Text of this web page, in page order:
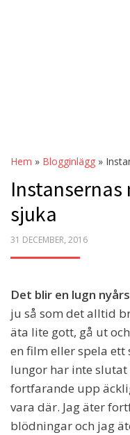
Hem » Blogginlägg »
Instansernas
sjuka
POSTED
31 DECEMBER, 2016
Det blir en lugn
ju så som det alltid
äta lite gott, gå ut
en film eller spela ett
lungor har inte slutat
fortfarande upp
vara där. Jag äter
blödningar och jag